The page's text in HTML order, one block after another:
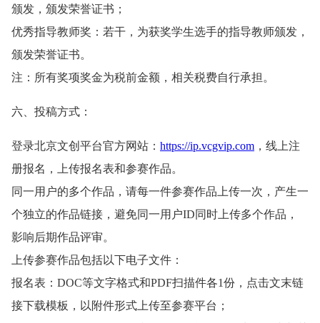
颁发，颁发荣誉证书；
优秀指导教师奖：若干，为获奖学生选手的指导教师颁发，
颁发荣誉证书。
注：所有奖项奖金为税前金额，相关税费自行承担。
六、投稿方式：
登录北京文创平台官方网站： https://ip.vcgvip.com ，线上注
册报名，上传报名表和参赛作品。
同一用户的多个作品，请每一件参赛作品上传一次，产生一
个独立的作品链接，避免同一用户ID同时上传多个作品，
影响后期作品评审。
上传参赛作品包括以下电子文件：
报名表：DOC等文字格式和PDF扫描件各1份，点击文末链
接下载模板，以附件形式上传至参赛平台；